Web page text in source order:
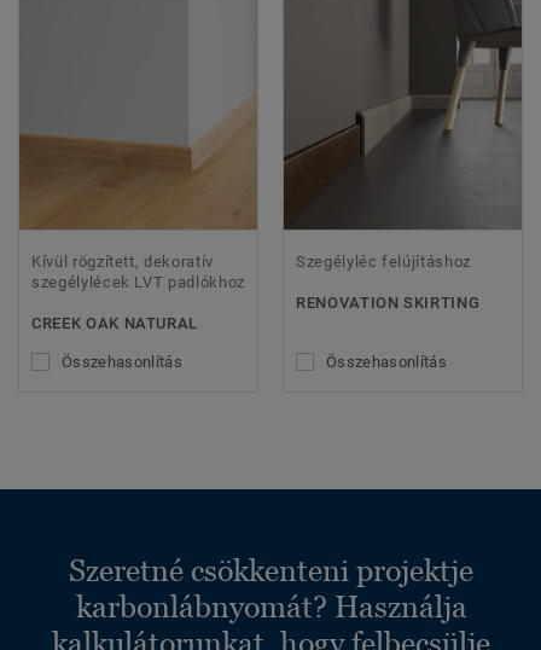
Kívül rögzített, dekoratív
szegélylécek LVT padlókhoz
CREEK OAK NATURAL
Összehasonlítás
Szegélyléc felújításhoz
RENOVATION SKIRTING
Összehasonlítás
Szeretné csökkenteni projektje
karbonlábnyomát? Használja
kalkulátorunkat, hogy felbecsülje